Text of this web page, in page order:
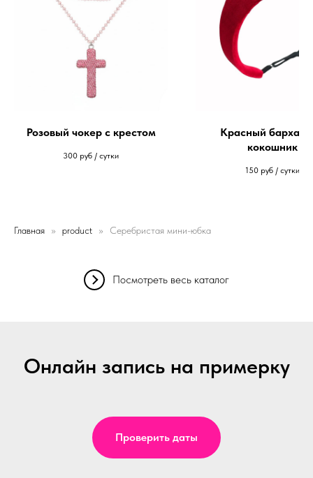
Розовый чокер с крестом
300 руб / сутки
Красный
кокошник
150 руб / сутки
Главная product Серебристая мини-юбка
Посмотреть весь каталог
Онлайн запись на примерку
Проверить даты